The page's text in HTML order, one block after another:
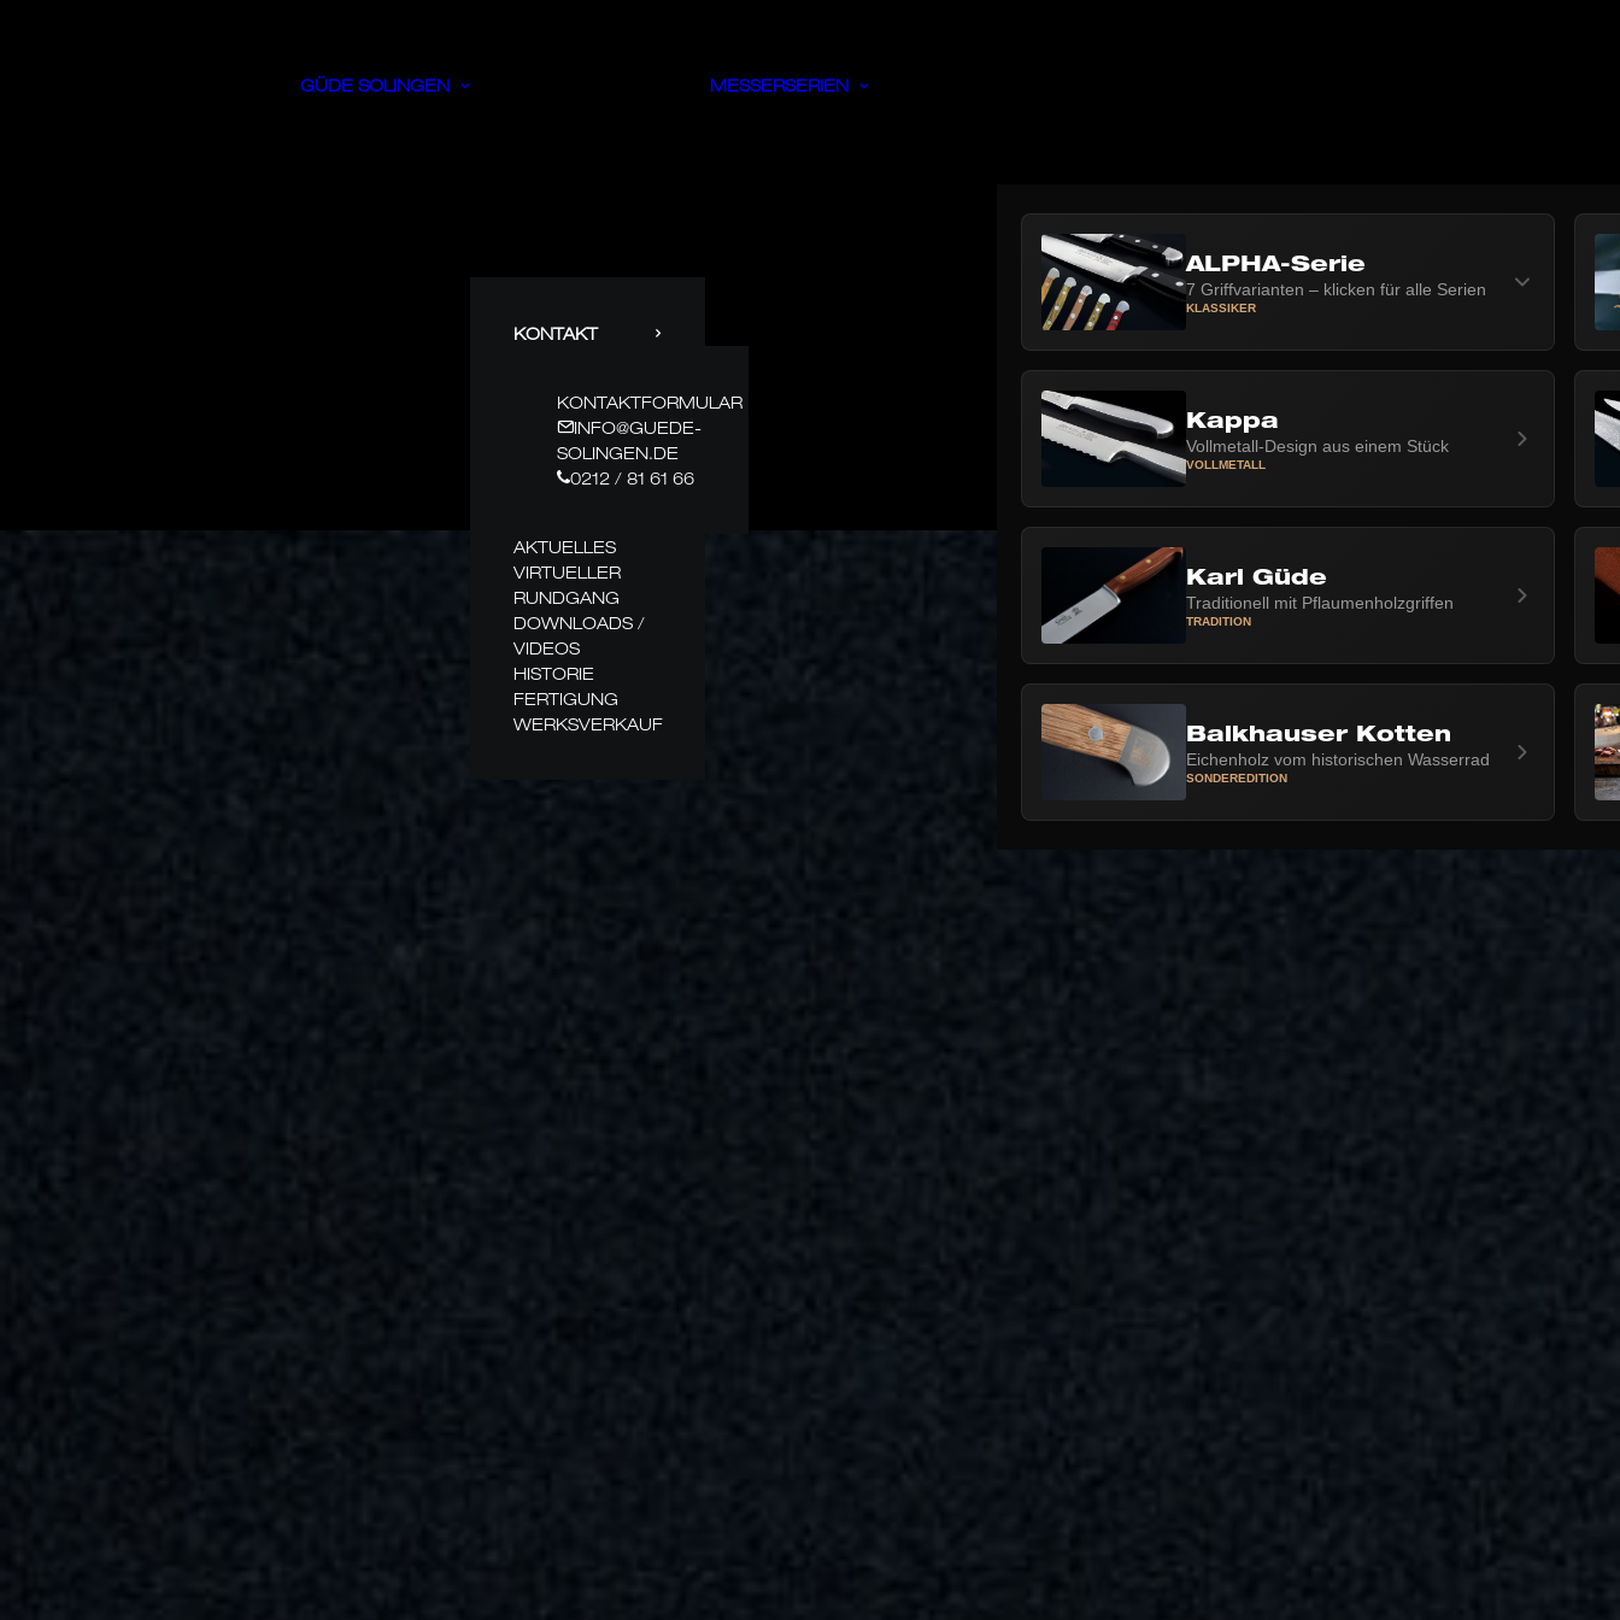
GÜDE SOLINGEN
KONTAKT
KONTAKTFORMULAR
INFO@GUEDE-
SOLINGEN.DE
0212 / 81 61 66
AKTUELLES
VIRTUELLER
RUNDGANG
DOWNLOADS /
VIDEOS
HISTORIE
FERTIGUNG
WERKSVERKAUF
MESSERSERIEN
ALPHA-Serie
7 Griffvarianten – klicken für alle Serien
KLASSIKER
Kappa
Vollmetall-Design aus einem Stück
VOLLMETALL
Karl Güde
Traditionell mit Pflaumenholzgriffen
TRADITION
Balkhauser Kotten
Eichenholz vom historischen Wasserrad
SONDEREDITION